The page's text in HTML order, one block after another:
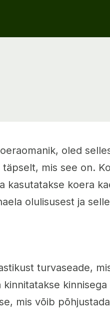
oled
mis see on.
kasutatakse koera
olulisusest ja
turvaseade,
mis võib